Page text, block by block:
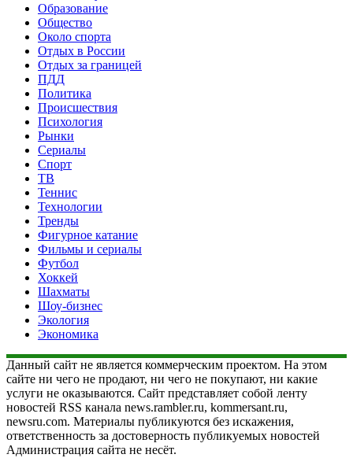
Образование
Общество
Около спорта
Отдых в России
Отдых за границей
ПДД
Политика
Происшествия
Психология
Рынки
Сериалы
Спорт
ТВ
Теннис
Технологии
Тренды
Фигурное катание
Фильмы и сериалы
Футбол
Хоккей
Шахматы
Шоу-бизнес
Экология
Экономика
Данный сайт не является коммерческим проектом. На этом
сайте ни чего не продают, ни чего не покупают, ни какие
услуги не оказываются. Сайт представляет собой ленту
новостей RSS канала news.rambler.ru, kommersant.ru,
newsru.com. Материалы публикуются без искажения,
ответственность за достоверность публикуемых новостей
Администрация сайта не несёт.